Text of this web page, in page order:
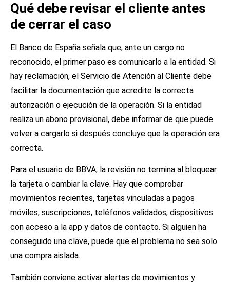
Qué debe revisar el cliente antes
de cerrar el caso
El Banco de España señala que, ante un cargo no
reconocido, el primer paso es comunicarlo a la entidad. Si
hay reclamación, el Servicio de Atención al Cliente debe
facilitar la documentación que acredite la correcta
autorización o ejecución de la operación. Si la entidad
realiza un abono provisional, debe informar de que puede
volver a cargarlo si después concluye que la operación era
correcta.
Para el usuario de BBVA, la revisión no termina al bloquear
la tarjeta o cambiar la clave. Hay que comprobar
movimientos recientes, tarjetas vinculadas a pagos
móviles, suscripciones, teléfonos validados, dispositivos
con acceso a la app y datos de contacto. Si alguien ha
conseguido una clave, puede que el problema no sea solo
una compra aislada.
También conviene activar alertas de movimientos y